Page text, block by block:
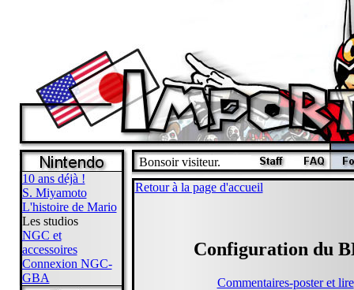
10 ans déjà !
S. Miyamoto
L'histoire de Mario
Les studios
NGC et
accessoires
Connexion NGC-
GBA
Bonsoir visiteur.
Retour à la page d'accueil
Configuration du
Commentaires-poster et lire